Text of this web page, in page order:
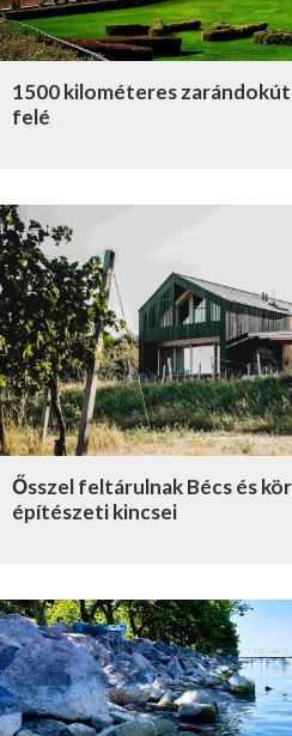
1500 kilométeres
felé
Ősszel feltárulnak Bécs és
építészeti kincsei